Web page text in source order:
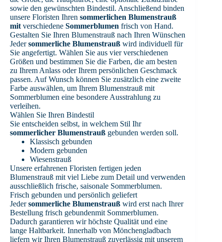
sowie den gewünschten Bindestil. Anschließend binden
unsere Floristen Ihren sommerlichen Blumenstrauß
mit verschiedene Sommerblumen frisch von Hand.
Gestalten Sie Ihren Blumenstrauß nach Ihren Wünschen
Jedersommerliche Blumenstrauß wird individuell für
Sie angefertigt. Wählen Sie aus vier verschiedenen
Größen und bestimmen Sie die Farben, die am besten
zu Ihrem Anlass oder Ihrem persönlichen Geschmack
passen. Auf Wunsch können Sie zusätzlich eine zweite
Farbe auswählen, um Ihrem Blumenstrauß mit
Sommerblumen eine besondere Ausstrahlung zu
verleihen.
Wählen Sie Ihren Bindestil
Sie entscheiden selbst, in welchem Stil Ihr
sommerlicher Blumenstrauß gebunden werden soll.
Klassisch gebunden
Modern gebunden
Wiesenstrauß
Unsere erfahrenen Floristen fertigen jeden
Blumenstrauß mit viel Liebe zum Detail und verwenden
ausschließlich frische, saisonale Sommerblumen.
Frisch gebunden und persönlich geliefert
Jedersommerliche Blumenstrauß wird erst nach Ihrer
Bestellung frisch gebundenmit Sommerblumen.
Dadurch garantieren wir höchste Qualität und eine
lange Haltbarkeit. Innerhalb von Mönchengladbach
liefern wir Ihren Blumenstrauß zuverlässig mit unserem